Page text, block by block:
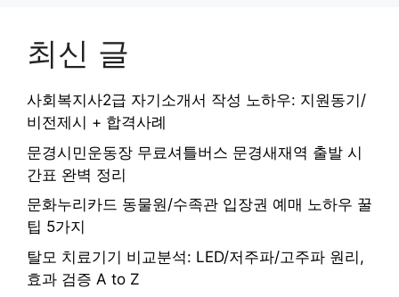
최신 글
사회복지사2급 자기소개서 작성 노하우: 지원동기/
비전제시 + 합격사례
문경시민운동장 무료셔틀버스 문경새재역 출발 시
간표 완벽 정리
문화누리카드 동물원/수족관 입장권 예매 노하우 꿀
팁 5가지
탈모 치료기기 비교분석: LED/저주파/고주파 원리,
효과 검증 A to Z